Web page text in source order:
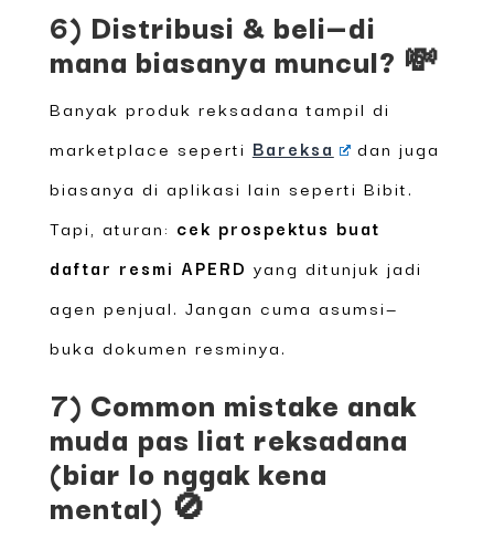
6) Distribusi & beli—di
mana biasanya muncul? 💸
Banyak produk reksadana tampil di
marketplace seperti Bareksa
dan juga
biasanya di aplikasi lain seperti Bibit.
Tapi, aturan: cek prospektus buat
daftar resmi APERD yang ditunjuk jadi
agen penjual. Jangan cuma asumsi—
buka dokumen resminya.
7) Common mistake anak
muda pas liat reksadana
(biar lo nggak kena
mental) 🚫